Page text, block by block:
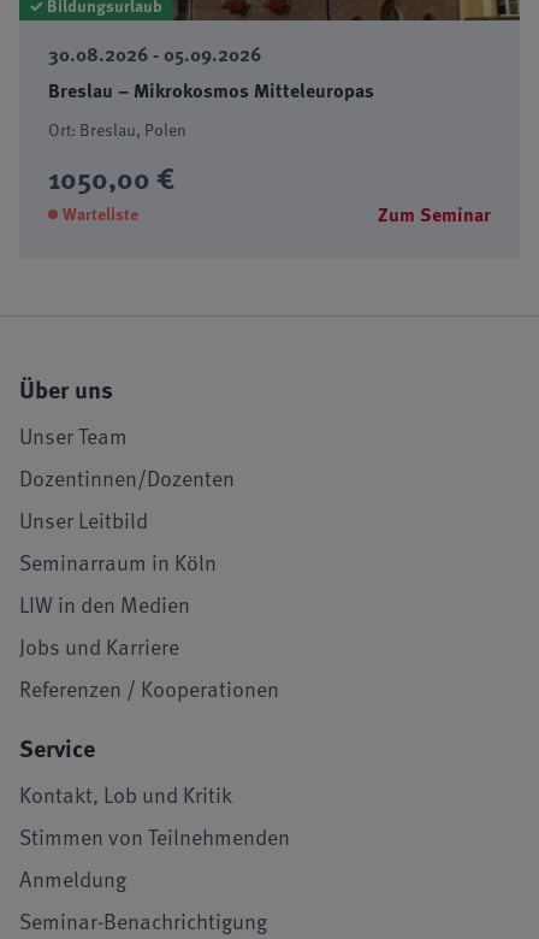
✓ Bildungsurlaub
30.08.2026 - 05.09.2026
Breslau – Mikrokosmos Mitteleuropas
Ort: Breslau, Polen
1050,00 €
Warteliste Zum Seminar
Über uns
Unser Team
Dozentinnen/Dozenten
Unser Leitbild
Seminarraum in Köln
LIW in den Medien
Jobs und Karriere
Referenzen / Kooperationen
Service
Kontakt, Lob und Kritik
Stimmen von Teilnehmenden
Anmeldung
Seminar-Benachrichtigung